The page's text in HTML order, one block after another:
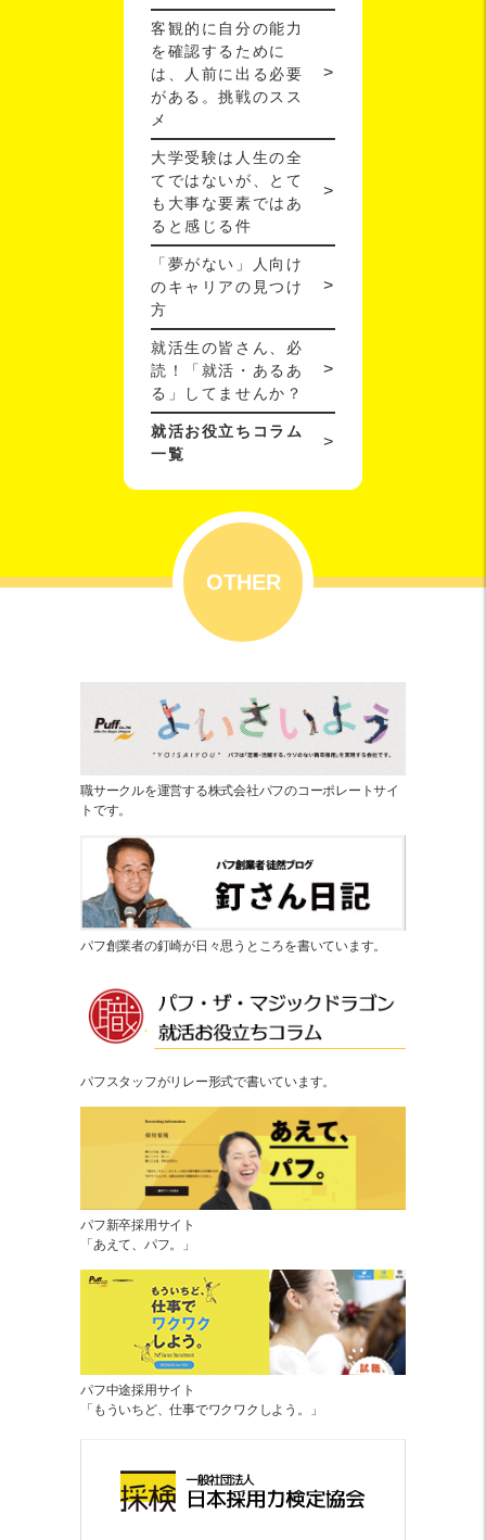
客観的に自分の能力
を確認するために
は、人前に出る必要
がある。挑戦のスス
メ
大学受験は人生の全
てではないが、とて
も大事な要素ではあ
ると感じる件
「夢がない」人向け
のキャリアの見つけ
方
就活生の皆さん、必
読！「就活・あるあ
る」してませんか？
就活お役立ちコラム
一覧
OTHER
職サークルを運営する株式会社パフのコーポレートサイ
トです。
パフ創業者の釘崎が日々思うところを書いています。
パフスタッフがリレー形式で書いています。
パフ新卒採用サイト
「あえて、パフ。」
パフ中途採用サイト
「もういちど、仕事でワクワクしよう。」